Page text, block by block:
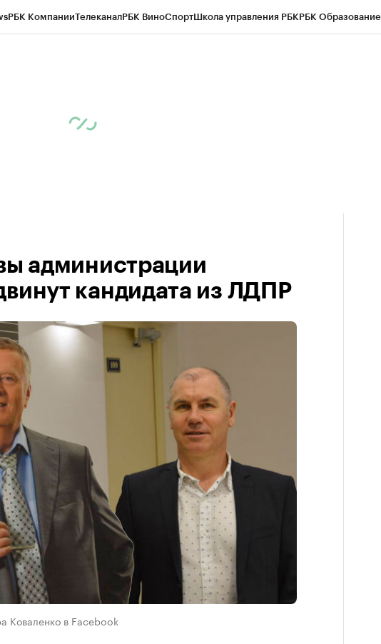
РБК КомпанииТелеканалРБК ВиноСпортШкола управления РБКРБК Образование
администрации
кандидата из ЛДПР
Коваленко в Facebook